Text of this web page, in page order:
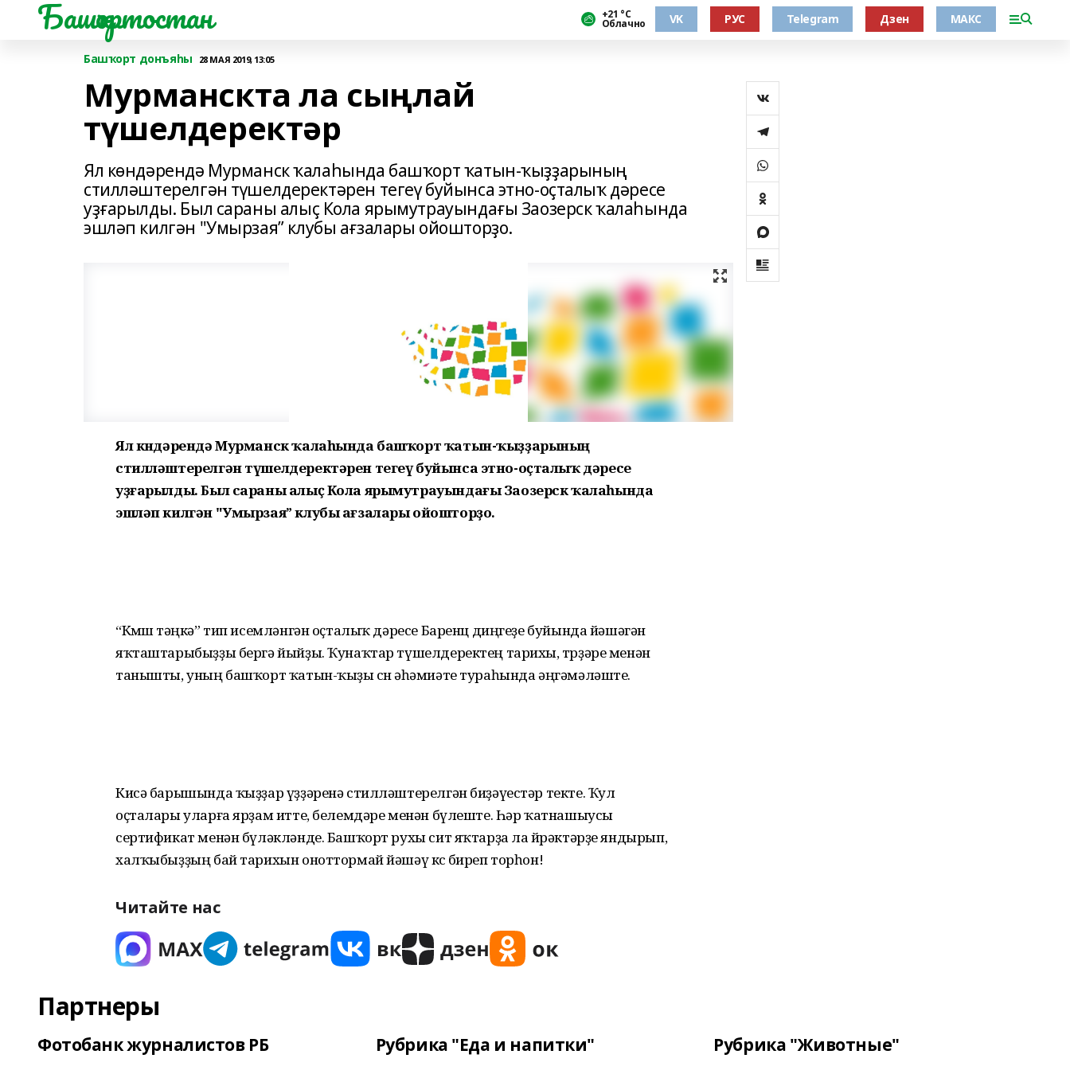
Башҡортостан +21 °С
Облачно VK РУС Telegram Дзен МАКС
Башҡорт донъяһы 28 МАЯ 2019, 13:05
Мурманскта ла сыңлай
түшелдеректәр
Ял көндәрендә Мурманск ҡалаһында башҡорт ҡатын-ҡыҙҙарының
стилләштерелгән түшелдеректәрен тегеү буйынса этно-оҫталыҡ дәресе
уҙғарылды. Был сараны алыҫ Кола ярымутрауындағы Заозерск ҡалаһында
эшләп килгән "Умырзая” клубы ағзалары ойошторҙо.
Ял көндәрендә Мурманск ҡалаһында башҡорт ҡатын-ҡыҙҙарының
стилләштерелгән түшелдеректәрен тегеү буйынса этно-оҫталыҡ дәресе
уҙғарылды. Был сараны алыҫ Кола ярымутрауындағы Заозерск ҡалаһында
эшләп килгән "Умырзая” клубы ағзалары ойошторҙо.
“Көмөш тәңкә” тип исемләнгән оҫталыҡ дәресе Баренц диңгеҙе буйында йәшәгән
яҡташтарыбыҙҙы бергә йыйҙы. Ҡунаҡтар түшелдеректең тарихы, төрҙәре менән
танышты, уның башҡорт ҡатын-ҡыҙы өсөн әһәмиәте тураһында әңгәмәләште.
Кисә барышында ҡыҙҙар үҙҙәренә стилләштерелгән биҙәүестәр текте. Ҡул
оҫталары уларға ярҙам итте, белемдәре менән бүлеште. Һәр ҡатнашыусы
сертификат менән бүләкләнде. Башҡорт рухы сит яҡтарҙа ла йөрәктәрҙе яндырып,
халҡыбыҙҙың бай тарихын оноттормай йәшәү көсө биреп торһон!
Читайте нас
Партнеры
Фотобанк журналистов РБ Рубрика "Еда и напитки" Рубрика "Животные"